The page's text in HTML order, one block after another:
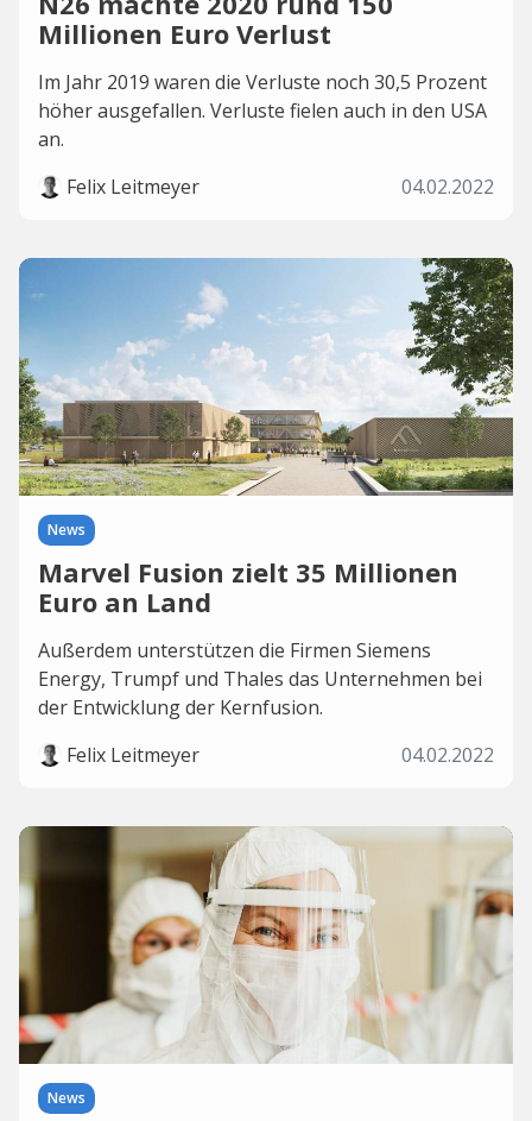
Millionen Euro Verlust
Im Jahr 2019 waren die Verluste noch 30,5 Prozent
höher ausgefallen. Verluste fielen auch in den USA
an.
Felix Leitmeyer
04.02.2022
News
Marvel Fusion zielt 35 Millionen
Euro an Land
Außerdem unterstützen die Firmen Siemens
Energy, Trumpf und Thales das Unternehmen bei
der Entwicklung der Kernfusion.
Felix Leitmeyer
04.02.2022
News